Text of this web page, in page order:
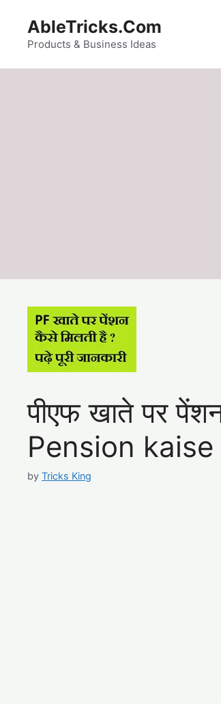
content
AbleTricks.Com
Products & Business Ideas
पीएफ खाते पर
Pension
by Tricks King